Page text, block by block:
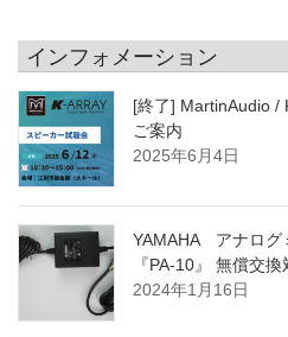
インフォメーション
[終了] MartinAudio /
ご案内
2025年6月4日
YAMAHA アナログ
『PA-10』 無償交
2024年1月16日